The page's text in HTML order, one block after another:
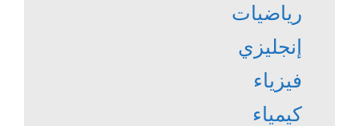
رياضيات
إنجليزي
فيزياء
كيمياء